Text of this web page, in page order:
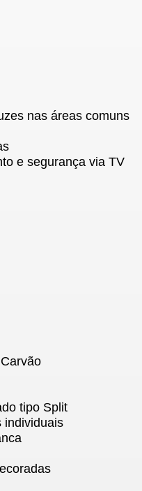
nas áreas comuns
e segurança via TV
tipo Split
individuais